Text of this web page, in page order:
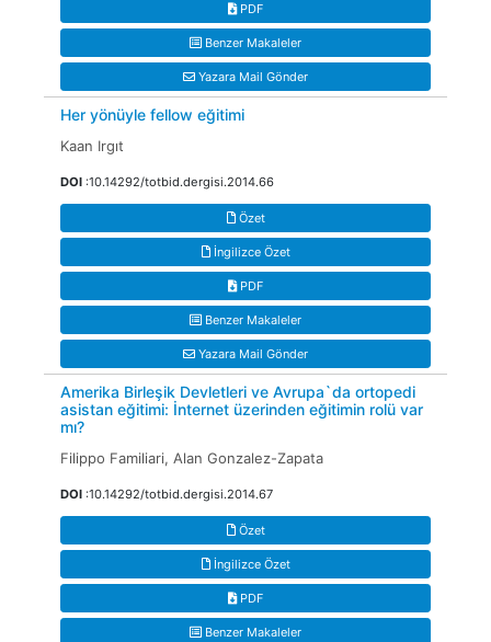
PDF
Benzer Makaleler
Yazara Mail Gönder
Her yönüyle fellow eğitimi
Kaan Irgıt
DOI :10.14292/totbid.dergisi.2014.66
Özet
İngilizce Özet
PDF
Benzer Makaleler
Yazara Mail Gönder
Amerika Birleşik Devletleri ve Avrupa`da ortopedi
asistan eğitimi: İnternet üzerinden eğitimin rolü var
mı?
Filippo Familiari, Alan Gonzalez-Zapata
DOI :10.14292/totbid.dergisi.2014.67
Özet
İngilizce Özet
PDF
Benzer Makaleler